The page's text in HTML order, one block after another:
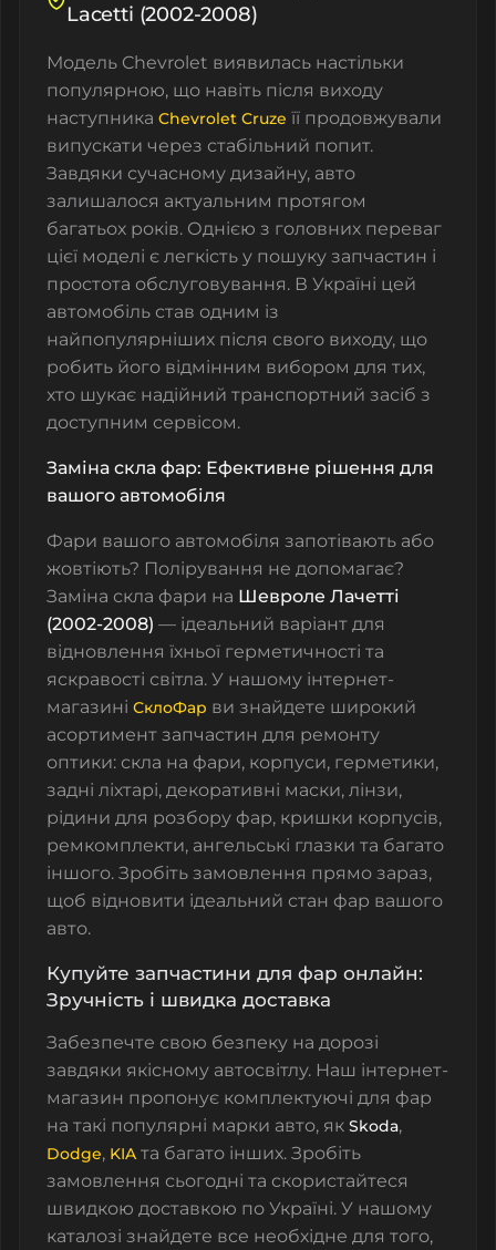
Lacetti (2002-2008)
Модель Chevrolet виявилась настільки
популярною, що навіть після виходу
наступника Chevrolet Cruze її продовжували
випускати через стабільний попит.
Завдяки сучасному дизайну, авто
залишалося актуальним протягом
багатьох років. Однією з головних переваг
цієї моделі є легкість у пошуку запчастин і
простота обслуговування. В Україні цей
автомобіль став одним із
найпопулярніших після свого виходу, що
робить його відмінним вибором для тих,
хто шукає надійний транспортний засіб з
доступним сервісом.
Заміна скла фар: Ефективне рішення для
вашого автомобіля
Фари вашого автомобіля запотівають або
жовтіють? Полірування не допомагає?
Заміна скла фари на Шeвролe Лачетті
(2002-2008) — ідеальний варіант для
відновлення їхньої герметичності та
яскравості світла. У нашому інтернет-
магазині СклоФар ви знайдете широкий
асортимент запчастин для ремонту
оптики: скла на фари, корпуси, герметики,
задні ліхтарі, декоративні маски, лінзи,
рідини для розбору фар, кришки корпусів,
ремкомплекти, ангельські глазки та багато
іншого. Зробіть замовлення прямо зараз,
щоб відновити ідеальний стан фар вашого
авто.
Купуйте запчастини для фар онлайн:
Зручність і швидка доставка
Забезпечте свою безпеку на дорозі
завдяки якісному автосвітлу. Наш інтернет-
магазин пропонує комплектуючі для фар
на такі популярні марки авто, як Skoda,
Dodge, KIA та багато інших. Зробіть
замовлення сьогодні та скористайтеся
швидкою доставкою по Україні. У нашому
каталозі знайдете все необхідне для того,